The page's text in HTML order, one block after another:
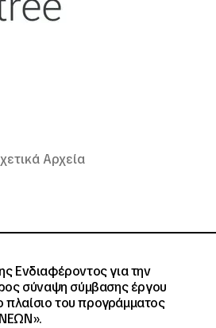
Αρχεία
Ενδιαφέροντος για την
σύναψη σύμβασης έργου
πλαίσιο του προγράμματος